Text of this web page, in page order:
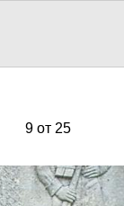
9 от 25